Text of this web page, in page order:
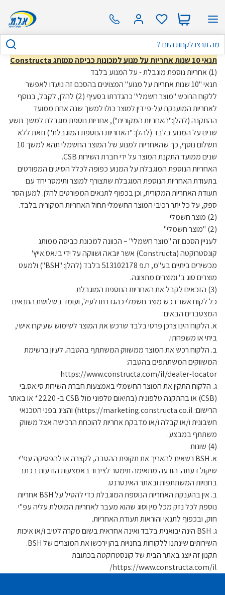
תנאי 10 שנות אחריות על מנוע למכונות כביסה ממותג Constructa
(1) אחריות נוספת מוגבלת - על המנוע בלבד
תנאי "10 שנות אחריות על מנוע" המצוינים בהסכם זה נועדו לאפשר
ללקוח הרוכש "מוצר חשמלי" כהגדרתו בסעיף (2) להלן, לקבל, בנוסף
לאחריות המוענקת על-פי דין למוצר כולו למשך שנה אחת ממועד
ההתקנה (להלן:"האחריות המקורית"), אחריות נוספת מוגבלת למשך תשע
שנים על המנוע בלבד (להלן: "האחריות הנוספת המוגבלת") וזאת ללא
תשלום נוסף, כך שהאחריות למנוע של המוצר החשמלי תהא למשך 10
שנים ממועד התקנת המוצר על ידי חברת השירות CSB.
האחריות הנוספת המוגבלת על המנוע כפופה לכלל הסייגים המפורטים
בתעודת האחריות הנוספת המוגבלת שתצורף למוצר ותימסר יחד עם
תעודת האחריות המקורית, וכן בכפוף לתנאים המפורטים להלן. למען הסר
ספק, על כל יתר רכיבי המוצר החשמלי תחול האחריות המקורית בלבד.
(2) מוצר חשמלי
(2) "מוצר חשמלי"
לעניין הסכם זה "מוצר חשמלי" – הכוונה למכונת כביסה ממותג
קונסטרוקטה (Constructa) אשר יובאה ושווקה על ידי בי.אס.אייץ'
מכשירים ביתיים בע"מ, ח.פ 513102178 בלבד (להלן: "BSH") ולמעט
מוצרים סוג ב' ומוצרים מתצוגה.
(3) הזכאים לקבל את האחריות הנוספת המוגבלת
כל לקוח אשר רכש מוצר חשמלי כהגדרתו לעיל, ועומד בשלושת התנאים
המצטברים הבאים:
א. הלקוח הינו צרכן פרטי בלבד שרכש את המוצר לשימוש שעיקרו אישי,
ביתי או משפחתי.
ב. הלקוח רכש את המוצר ממשווק המשתתף בהטבה. לעיון ברשימת
המשווקים המשתתפים בהטבה:
https://www.constructa.com/il/dealer-locator
ג. הלקוח התקין את המוצר החשמלי באמצעות חברת השירות סי.אס.בי
(CSB) או בהתקנה טלפונית (בתיאום טלפוני מול CSB ב- 2220* או באתר
הרישום: https://marketing.constructa.co.il) והציג בפני הטכנאי
חשבונית ו/או קבלה ו/או מדבקת אחריות להוכחת הרכישה אצל משווק
משתתף במבצע.
(4) שונות
א. BSH רשאית להאריך את תקופת ההטבה, לקצרה או להפסיקה עפ"י
שיקול דעתה. הודעה מתאימה תימסר לציבור באמצעות הודעות בכתב
בחנויות המשתתפות ובאתר האינטרנט.
ב. אין בהענקת האחריות הנוספת המוגבלת כדי להטיל על BSH אחריות
נוספת לכל נזק מכל מין וסוג שהוא מעבר לאחריות המוטלת עליה עפ"י
חוק, ובכפוף לתנאי והוראות תעודת האחריות.
ג. BSH הינה יבואנית בלבד ואינה אחראית בשום מקרה לטיב ו/או איכות
השירותים שינתנו ללקוחות בחנויות בהן ירכשו את המוצרים של BSH.
תקנון זה יוצג באתר הבית של קונסטרוקטה בכתובת
https://www.constructa.com/il/